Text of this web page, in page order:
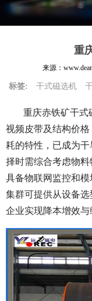
重
来源：
标签: 干式磁选机
重庆赤铁矿干式
视频皮带及结构价
耗的特性，已成为
择时需综合考虑物
具备物联网监控和
集群可提供从设备
企业实现降本增效与